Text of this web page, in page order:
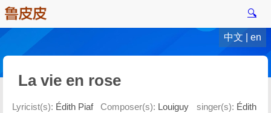
🔍
中文 en
La vie en rose
Lyricist(s): Édith Piaf Composer(s): Louiguy singer(s): Édith